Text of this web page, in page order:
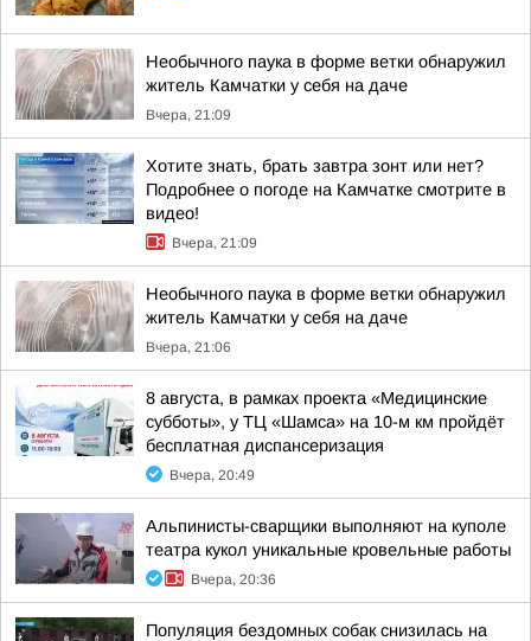
Необычного паука в форме ветки обнаружил
житель Камчатки у себя на даче
Вчера, 21:09
Хотите знать, брать завтра зонт или нет?
Подробнее о погоде на Камчатке смотрите в
видео!
Вчера, 21:09
Необычного паука в форме ветки обнаружил
житель Камчатки у себя на даче
Вчера, 21:06
8 августа, в рамках проекта «Медицинские
субботы», у ТЦ «Шамса» на 10-м км пройдёт
бесплатная диспансеризация
Вчера, 20:49
Альпинисты-сварщики выполняют на куполе
театра кукол уникальные кровельные работы
Вчера, 20:36
Популяция бездомных собак снизилась на